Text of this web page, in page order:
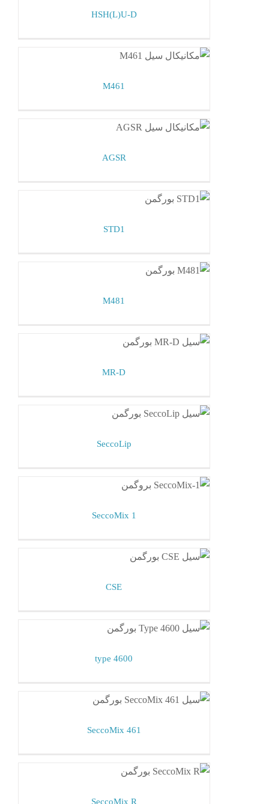
HSH(L)U-D
مکانیکال سیل بورگمن
M461
مکانیکال سیل بورگمن
AGSR
مکانیکال سیل بورگمن
STD1
مکانیکال سیل بورگمن
M481
مکانیکال سیل بورگمن
MR-D
مکانیکال سیل بورگمن
SeccoLip
مکانیکال سیل بورگمن
SeccoMix 1
مکانیکال سیل بورگمن
CSE
مکانیکال سیل بورگمن
type 4600
مکانیکال سیل بورگمن
SeccoMix 461
مکانیکال سیل بورگمن
SeccoMix R